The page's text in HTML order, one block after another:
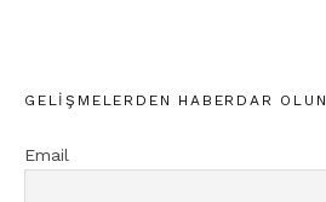
GELIŞMELERDEN HABERDAR OLUN
Email